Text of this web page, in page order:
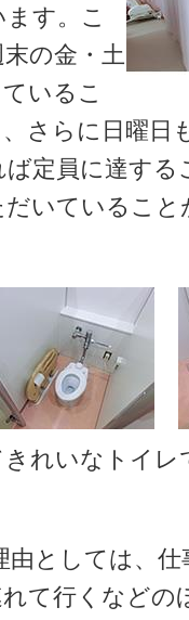
す。こ
の金・土
いるこ
さらに日曜日
定員に達する
いているこ
れいなトイレ
としては、仕
て行くなどの